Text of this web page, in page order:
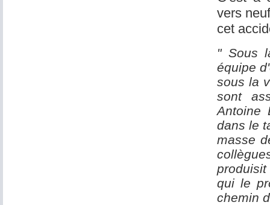
vers
cet
" Sous
équipe
sous la
sont
Antoine
dans le
masse
qui le
chemin